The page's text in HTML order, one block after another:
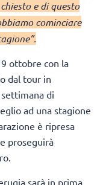
e di questo
cominciare
ottobre con la
dal tour in
di
ad una stagione
è ripresa
proseguirà
sarà in prima